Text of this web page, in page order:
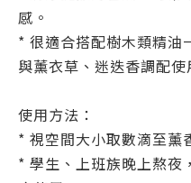
感。
* 很適合搭配樹木類精油
與薰衣草、迷迭香調配使
使用方法：
* 視空間大小取數滴至薰
* 學生、上班族晚上熬夜